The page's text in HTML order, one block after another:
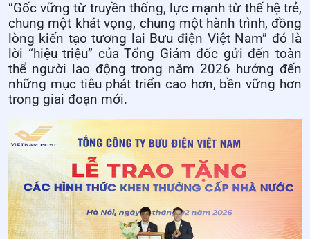
“Gốc vững từ truyền thống, lực mạnh từ thế hệ trẻ,
chung một khát vọng, chung một hành trình, đồng
lòng kiến tạo tương lai Bưu điện Việt Nam” đó là
lời “hiệu triệu” của Tổng Giám đốc gửi đến toàn
thể người lao động trong năm 2026 hướng đến
những mục tiêu phát triển cao hơn, bền vững hơn
trong giai đoạn mới.